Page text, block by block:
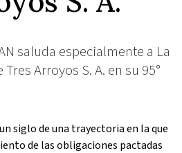
saluda especialmente a La
Arroyos S. A. en su 95°
siglo de una trayectoria en la que
de las obligaciones pactadas